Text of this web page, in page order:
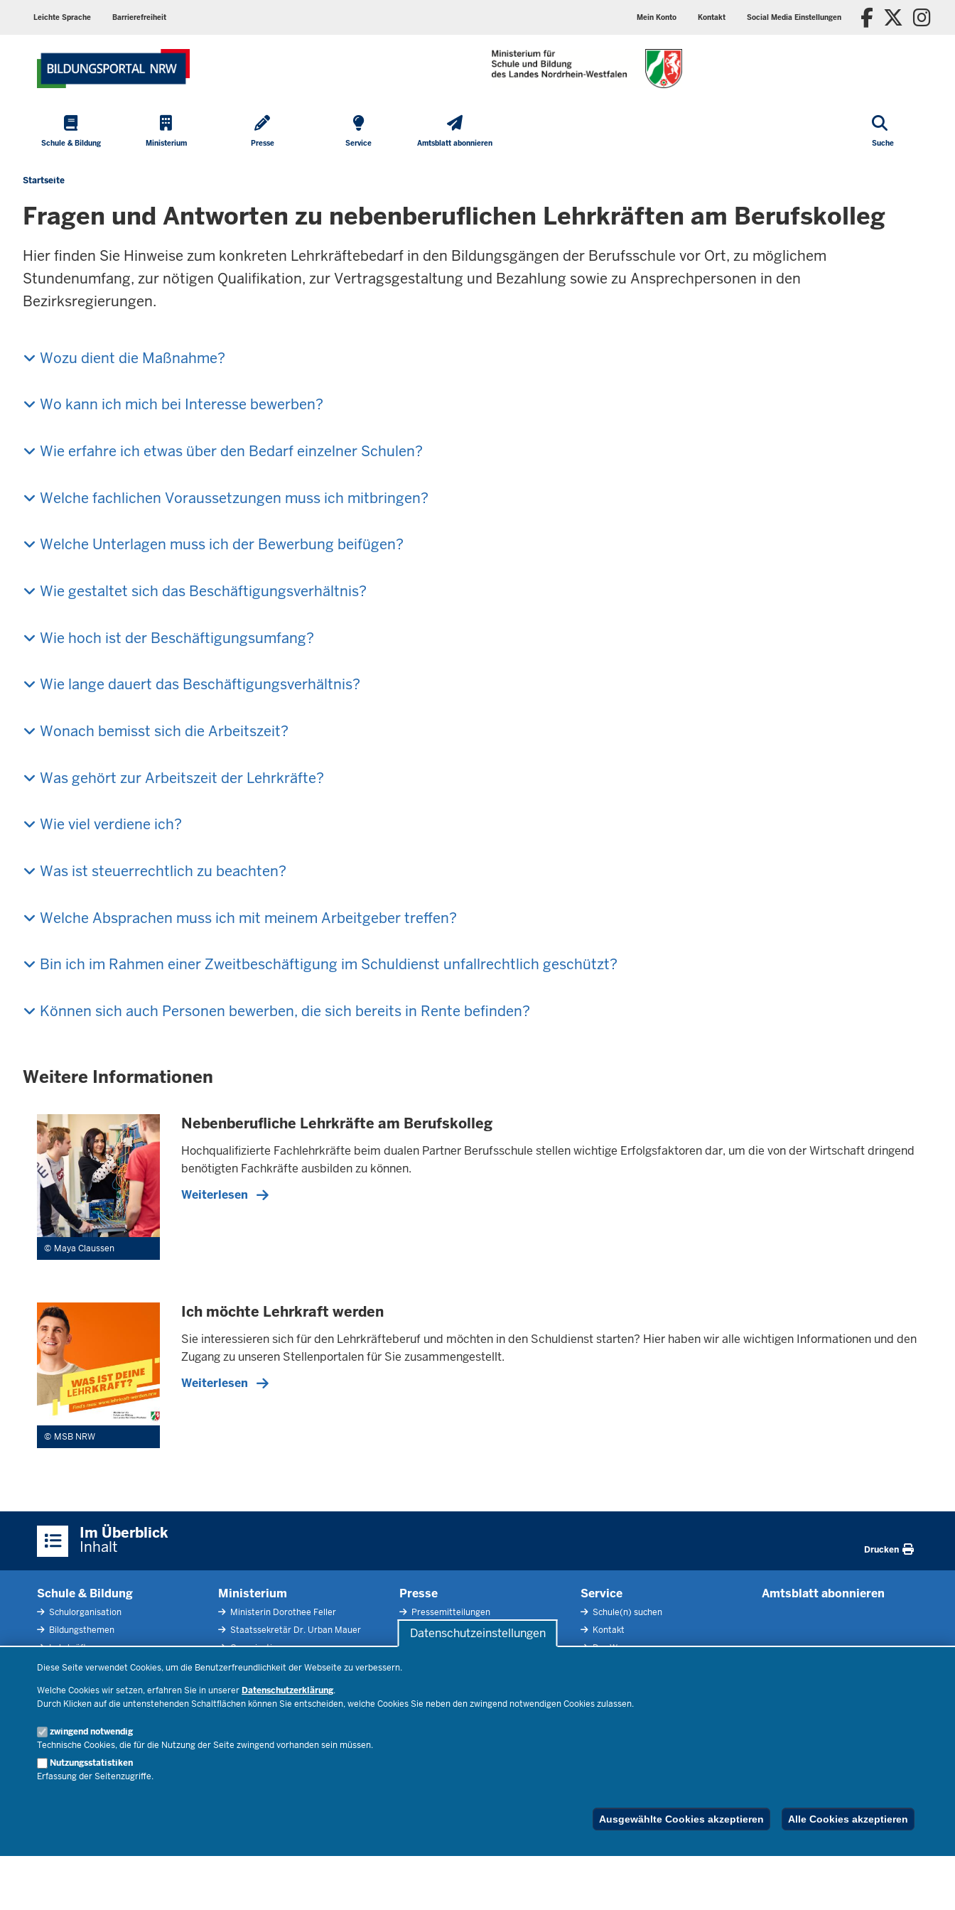
Datenschutzeinstellungen
Diese Seite verwendet Cookies, um die Benutzerfreundlichkeit der Webseite zu verbessern.
Welche Cookies wir setzen, erfahren Sie in unserer Datenschutzerklärung.
Durch Klicken auf die untenstehenden Schaltflächen können Sie entscheiden, welche Cookies Sie neben den zwingend notwendigen Cookies zulassen.
zwingend notwendig
Technische Cookies, die für die Nutzung der Seite zwingend vorhanden sein müssen.
Nutzungsstatistiken
Erfassung der Seitenzugriffe.
Ausgewählte Cookies akzeptieren Alle Cookies akzeptieren
Sprachen
Leichte Sprache Barrierefreiheit
TopMein Konto Kontakt
media
Social Media Einstellungen X/
Hauptmenü
Schule & Bildung Ministerium Presse Service Amtsblatt abonnieren Suche
Sie
sich
Startseite
Fragen und Antworten zu nebenberuflichen Lehrkräften am Berufskolleg
Hier finden Sie Hinweise zum konkreten Lehrkräftebedarf in den Bildungsgängen der Berufsschule vor Ort, zu möglichem
Stundenumfang, zur nötigen Qualifikation, zur Vertragsgestaltung und Bezahlung sowie zu Ansprechpersonen in den
Bezirksregierungen.
Wozu dient die Maßnahme?
Wo kann ich mich bei Interesse bewerben?
Wie erfahre ich etwas über den Bedarf einzelner Schulen?
Welche fachlichen Voraussetzungen muss ich mitbringen?
Welche Unterlagen muss ich der Bewerbung beifügen?
Wie gestaltet sich das Beschäftigungsverhältnis?
Wie hoch ist der Beschäftigungsumfang?
Wie lange dauert das Beschäftigungsverhältnis?
Wonach bemisst sich die Arbeitszeit?
Was gehört zur Arbeitszeit der Lehrkräfte?
Wie viel verdiene ich?
Was ist steuerrechtlich zu beachten?
Welche Absprachen muss ich mit meinem Arbeitgeber treffen?
Bin ich im Rahmen einer Zweitbeschäftigung im Schuldienst unfallrechtlich geschützt?
Können sich auch Personen bewerben, die sich bereits in Rente befinden?
Weitere Informationen
Maya Claussen
Nebenberufliche Lehrkräfte am Berufskolleg
Hochqualifizierte Fachlehrkräfte beim dualen Partner Berufsschule stellen wichtige Erfolgsfaktoren dar, um die von der Wirtschaft dringend
benötigten Fachkräfte ausbilden zu können.
Weiterlesen
MSB NRW
Ich möchte Lehrkraft werden
Sie interessieren sich für den Lehrkräfteberuf und möchten in den Schuldienst starten? Hier haben wir alle wichtigen Informationen und den
Zugang zu unseren Stellenportalen für Sie zusammengestellt.
Weiterlesen
Im Überblick
Inhalt Drucken
Schule & Bildung
Schulorganisation
Bildungsthemen
Lehrkräfte
Recht
Ministerium
Ministerin Dorothee Feller
Staatssekretär Dr. Urban Mauer
Organisation
Open Government
Veranstaltungen
Presse
Pressemitteilungen
Pressefotos
Service
Schule(n) suchen
Kontakt
Der Weg zu uns
RSS-Feed
Amtsblatt abonnieren
Inhalt Impressum Datenschutz